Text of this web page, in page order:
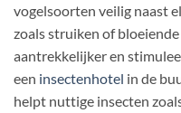
vogelsoorten veilig naast
zoals struiken of
aantrekkelijker en
een insectenhotel in de
helpt nuttige insecten